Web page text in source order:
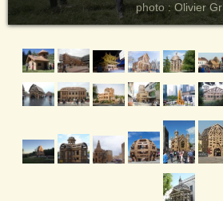
photo : Olivier Gr